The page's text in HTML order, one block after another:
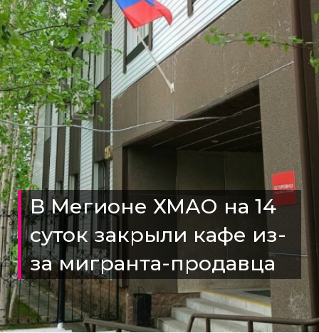
В Мегионе ХМАО на 14
суток закрыли кафе из-
за мигранта-продавца